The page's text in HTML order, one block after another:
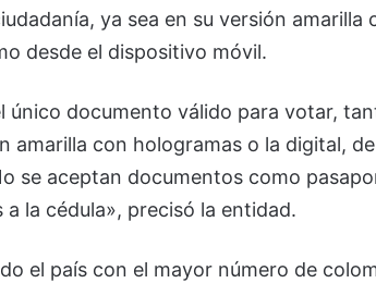
ya sea en su versión amarilla
desde el dispositivo móvil.
único documento válido para votar,
amarilla con hologramas o la digital,
se aceptan documentos como
la cédula», precisó la entidad.
el país con el mayor número de